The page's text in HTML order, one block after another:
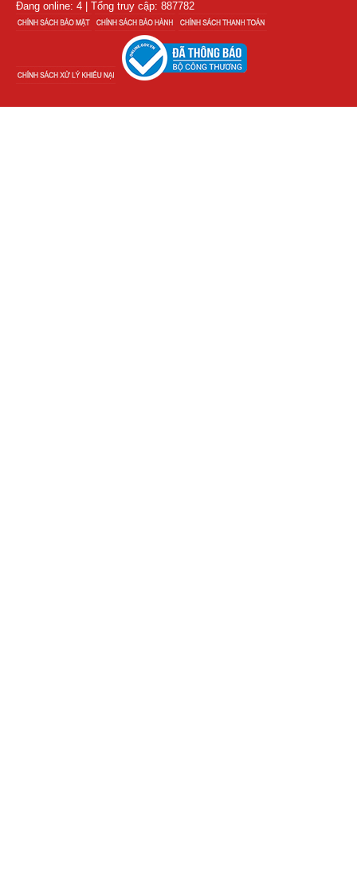
Đang online: 4 | Tổng truy cập: 887782